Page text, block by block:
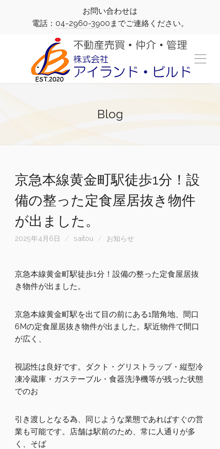
お問い合わせは
電話： 04-2960-3900 までご連絡ください。
Blog
京急本線黄金町駅徒歩1分！設
備の整った定食屋居抜き物件
が出ました。
2025年4月6日 saitou お知らせ
京急本線黄金町駅徒歩1分！ 設備の整った定食屋居抜
き物件が出ました。
京急本線黄金町駅を出て目の前にある1階角地、間口
6Mの定食屋居抜き物件が出ました。駅近物件で間口
が広く、
視認性は良好です。ダクト・グリストラップ・縦型冷
凍冷蔵庫・ガステーブル・食器洗浄機等が残った状態
でのお
引き渡しとなる為、同じような業態であればすぐの営
業も可能です。店舗は駅前のため、常に人通りが多
く、そば